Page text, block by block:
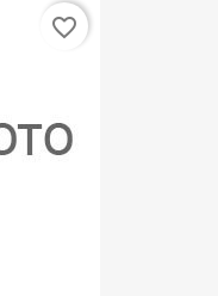
favorite_border